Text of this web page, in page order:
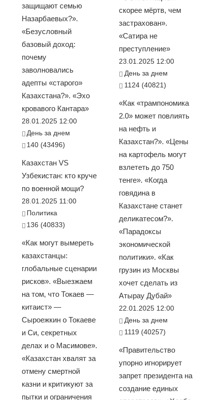
защищают семью
Назарбаевых?».
«Безусловный
базовый доход:
почему
заволновались
адепты «старого»
Казахстана?». «Эхо
кровавого Кантара»
28.01.2025 12:00
День за днем
140 (43496)
Казахстан VS
Узбекистан: кто круче
по военной мощи?
28.01.2025 11:00
Политика
136 (40833)
«Как могут вымереть
казахстанцы:
глобальные сценарии
рисков». «Выезжаем
на том, что Токаев —
китаист» —
Сыроежкин о Токаеве
и Си, секретных
делах и о Масимове».
«Казахстан хвалят за
отмену смертной
казни и критикуют за
пытки и ограничения
скорее мёртв, чем
застрахован».
«Сатира не
преступление»
23.01.2025 12:00
День за днем
1124 (40821)
«Как «трампономика
2.0» может повлиять
на нефть и
Казахстан?». «Цены
на картофель могут
взлететь до 750
тенге». «Когда
говядина в
Казахстане станет
деликатесом?».
«Парадоксы
экономической
политики». «Как
грузин из Москвы
хочет сделать из
Атырау Дубай»
22.01.2025 12:00
День за днем
1119 (40257)
«Правительство
упорно игнорирует
запрет президента на
создание единых